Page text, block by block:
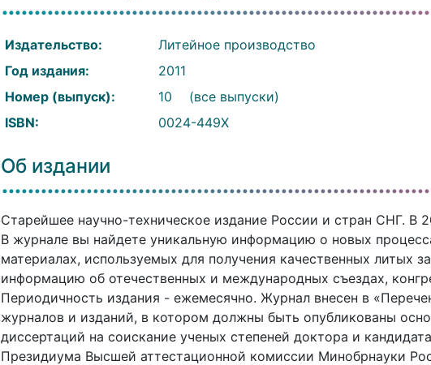
Издательство:
Литейное производство
Год издания:
2011
Номер (выпуск):
10
(все выпуски)
ISBN:
0024-449X
Об издании
Старейшее научно-техническое издание России и стран СНГ. В
В журнале вы найдете уникальную информацию о новых
материалах, используемых для получения качественных литых
информацию об отечественных и международных съездах,
Периодичность издания - ежемесячно. Журнал внесен в
журналов и изданий, в котором должны быть опубликованы
диссертаций на соискание ученых степеней доктора и
Президиума Высшей аттестационной комиссии Минобрнауки